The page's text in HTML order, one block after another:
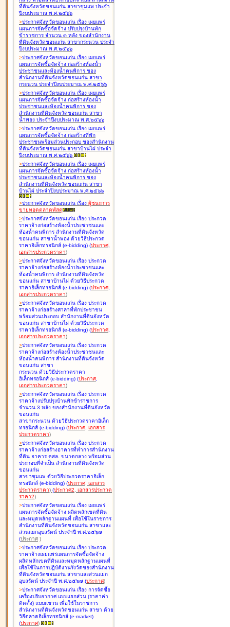
ที่ดินจังหวัดขอนแก่น สาขาชุมแพ ประจำ
ปีงบประมาณ พ.ศ.๒๕๖๖
>ประกาศจังหวัดขอนแก่น เรื่อง เผยแพร่
แผนการจัดซื้อจัดจ้าง ปรับปรุงบ้านพัก
ข้าราชการ จำนวน ๓ หลัง ของสำนักงาน
ที่ดินจังหวัดขอนแก่น สาขากระนวน ประจำ
ปีงบประมาณ พ.ศ.๒๕๖๖
>ประกาศจังหวัดขอนแก่น เรื่อง เผยแพร่
แผนการจัดซื้อจัดจ้าง ก่อสร้างห้องน้ำ
ประชาชนและห้องน้ำคนพิการ ของ
สำนักงานที่ดินจังหวัดขอนแก่น สาขา
กระนวน ประจำปีงบประมาณ พ.ศ.๒๕๖๖
>ประกาศจังหวัดขอนแก่น เรื่อง เผยแพร่
แผนการจัดซื้อจัดจ้าง ก่อสร้างห้องน้ำ
ประชาชนและห้องน้ำคนพิการ ของ
สำนักงานที่ดินจังหวัดขอนแก่น สาขา
น้ำพอง ประจำปีงบประมาณ พ.ศ.๒๕๖๖
>ประกาศจังหวัดขอนแก่น เรื่อง เผยแพร่
แผนการจัดซื้อจัดจ้าง ก่อสร้างที่พัก
ประชาชนพร้อมส่วนประกอบ ของสำนักงาน
ที่ดินจังหวัดขอนแก่น สาขาบ้านไผ่ ประจำ
ปีงบประมาณ พ.ศ.๒๕๖๖
>ประกาศจังหวัดขอนแก่น เรื่อง เผยแพร่
แผนการจัดซื้อจัดจ้าง ก่อสร้างห้องน้ำ
ประชาชนและห้องน้ำคนพิการ ของ
สำนักงานที่ดินจังหวัดขอนแก่น สาขา
บ้านไผ่ ประจำปีงบประมาณ พ.ศ.๒๕๖๖
>ประกาศจังหวัดขอนแก่น เรื่อง ผู้ชนะการ
ขายทอดตลาดพัสดุ
>ประกาศจังหวัดขอนแก่น เรื่อง ประกวด
ราคาจ้างก่อสร้างห้องน้ำประชาชนและ
ห้องน้ำคนพิการ สำนักงานที่ดินจังหวัด
ขอนแก่น สาขาน้ำพอง ด้วยวิธีประกวด
ราคาอิเล็กทรอนิกส์ (e-bidding) (ประกาศ,
เอกสารประกวดราคา)
>ประกาศจังหวัดขอนแก่น เรื่อง ประกวด
ราคาจ้างก่อสร้างห้องน้ำประชาชนและ
ห้องน้ำคนพิการ สำนักงานที่ดินจังหวัด
ขอนแก่น สาขาบ้านไผ่ ด้วยวิธีประกวด
ราคาอิเล็กทรอนิกส์ (e-bidding) (ประกาศ,
เอกสารประกวดราคา)
>ประกาศจังหวัดขอนแก่น เรื่อง ประกวด
ราคาจ้างก่อสร้างศาลาที่พักประชาชน
พร้อมส่วนประกอบ สำนักงานที่ดินจังหวัด
ขอนแก่น สาขาบ้านไผ่ ด้วยวิธีประกวด
ราคาอิเล็กทรอนิกส์ (e-bidding) (ประกาศ,
เอกสารประกวดราคา)
>ประกาศจังหวัดขอนแก่น เรื่อง ประกวด
ราคาจ้างก่อสร้างห้องน้ำประชาชนและ
ห้องน้ำคนพิการ สำนักงานที่ดินจังหวัด
ขอนแก่น สาขา
กระนวน ด้วยวิธีประกวดราคา
อิเล็กทรอนิกส์ (e-bidding) (ประกาศ,
เอกสารประกวดราคา)
>ประกาศจังหวัดขอนแก่น เรื่อง ประกวด
ราคาจ้างปรับปรุงบ้านพักข้าราชการ
จำนวน 3 หลัง ของสำนักงานที่ดินจังหวัด
ขอนแก่น
สาขากระนวน ด้วยวิธีประกวดราคาอิเล็ก
ทรอนิกส์ (e-bidding) (ประกาศ, เอกสาร
ประกวดราคา)
>ประกาศจังหวัดขอนแก่น เรื่อง ประกวด
ราคาจ้างก่อสร้างอาคารที่ทำการสำนักงาน
ที่ดิน อาคาร คสล. ขนาดกลาง พร้อมส่วน
ประกอบที่จำเป็น สำนักงานที่ดินจังหวัด
ขอนแก่น
สาขาชุมแพ ด้วยวิธีประกวดราคาอิเล็ก
ทรอนิกส์ (e-bidding) (ประกาศ, เอกสาร
ประกวดราคา) (ประกาศ2, เอกสารประกวด
ราคา2)
>ประกาศจังหวัดขอนแก่น เรื่อง เผยแพร่
แผนการจัดซื้อจัดจ้าง ผลิตหลักเขตที่ดิน
และหมุดหลักฐานแผนที่ เพื่อใช้ในราชการ
สำนักงานที่ดินจังหวัดขอนแก่น สาขาและ
ส่วนแยกอุบลรัตน์ ประจำปี พ.ศ.๒๕๖๗
(ประกาศ )
>ประกาศจังหวัดขอนแก่น เรื่อง ประกวด
ราคาจ้างเผยแพร่แผนการจัดซื้อจัดจ้าง
ผลิตหลักเขตที่ดินและหมุดหลักฐานแผนที่
เพื่อใช้ในการปฏิบัติงานรังวัดของสำนักงาน
ที่ดินจังหวัดขอนแก่น สาขาและส่วนแยก
อุบลรัตน์ ประจำปี พ.ศ.๒๕๖๗ (ประกาศ)
>ประกาศจังหวัดขอนแก่น เรื่อง การจัดซื้อ
เครื่องปรับอากาศ แบบแยกส่วน (ราคาค่า
ติดตั้ง) แบบแขวน เพื่อใช้ในราชการ
สำนักงานที่ดินจังหวัดขอนแก่น สาขา ด้วย
วิธีตลาดอิเล็กทรอนิกส์ (e-market)
(ประกาศ)